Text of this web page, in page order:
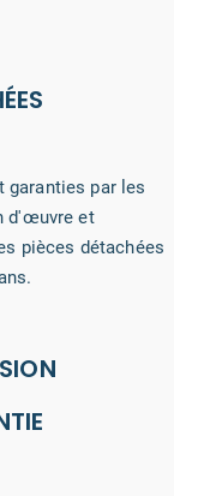
garanties par les
d'œuvre et
pièces détachées